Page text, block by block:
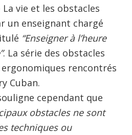
La vie et les obstacles
un enseignant chargé
“Enseigner à l’heure
. La série des obstacles
rencontrés
Cuban.
cependant que
obstacles ne sont
techniques ou